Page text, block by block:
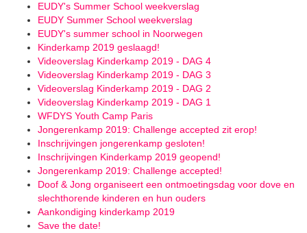
EUDY's Summer School weekverslag
EUDY Summer School weekverslag
EUDY's summer school in Noorwegen
Kinderkamp 2019 geslaagd!
Videoverslag Kinderkamp 2019 - DAG 4
Videoverslag Kinderkamp 2019 - DAG 3
Videoverslag Kinderkamp 2019 - DAG 2
Videoverslag Kinderkamp 2019 - DAG 1
WFDYS Youth Camp Paris
Jongerenkamp 2019: Challenge accepted zit erop!
Inschrijvingen jongerenkamp gesloten!
Inschrijvingen Kinderkamp 2019 geopend!
Jongerenkamp 2019: Challenge accepted!
Doof & Jong organiseert een ontmoetingsdag voor dove en
slechthorende kinderen en hun ouders
Aankondiging kinderkamp 2019
Save the date!